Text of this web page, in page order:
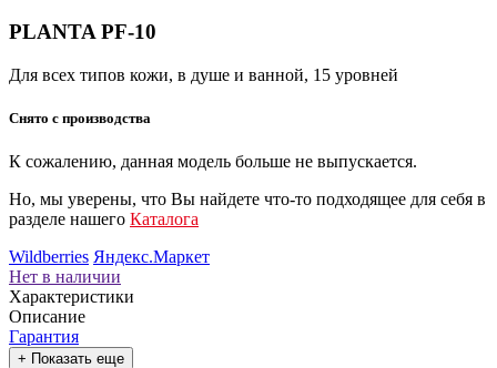
PLANTA PF-10
Для всех типов кожи, в душе и ванной, 15 уровней
Снято с производства
К сожалению, данная модель больше не выпускается.
Но, мы уверены, что Вы найдете что-то подходящее для себя в
разделе нашего Каталога
Wildberries Яндекс.Маркет
Нет в наличии
Характеристики
Описание
Гарантия
+ Показать еще